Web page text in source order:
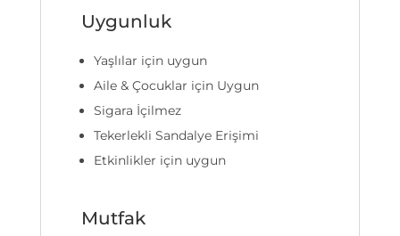
Uygunluk
Yaşlılar için uygun
Aile & Çocuklar için Uygun
Sigara İçilmez
Tekerlekli Sandalye Erişimi
Etkinlikler için uygun
Mutfak